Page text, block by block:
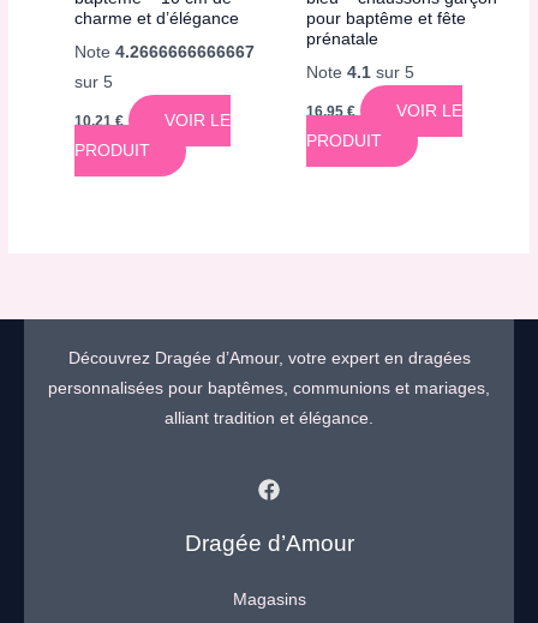
charme et d’élégance
Note4.2666666666667
sur 5
10,21€
VOIR LE
PRODUIT
pour baptême et fête
prénatale
Note 4.1sur 5
16,95€
VOIR LE
PRODUIT
Découvrez Dragée d’Amour, votre expert en dragées
personnalisées pour baptêmes, communions et mariages,
alliant tradition et élégance.
Dragée d’Amour
Magasins